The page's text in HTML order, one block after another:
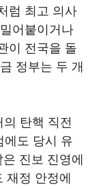
럼 최고 의사
어붙이거나
이 전국을 돌
정부는 두 개
탄핵 직전
에도 당시 유
진보 진영에
정 안정에